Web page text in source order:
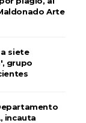
Arte
siete
grupo
incauta